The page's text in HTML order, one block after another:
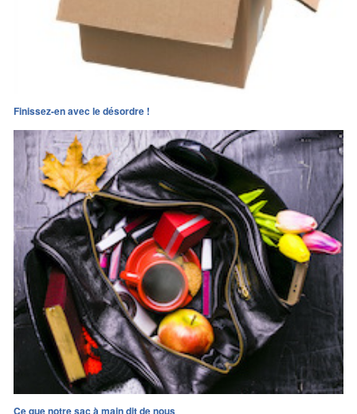
Finissez-en avec le désordre !
Ce que notre sac à main dit de nous